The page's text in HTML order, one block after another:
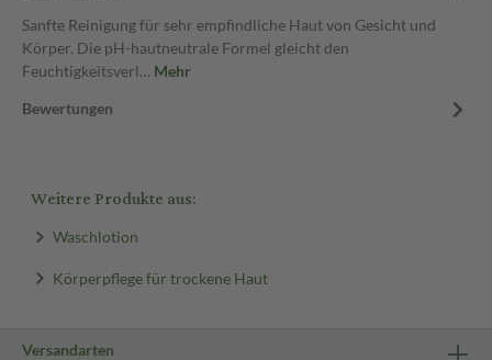
Sanfte Reinigung für sehr empfindliche Haut von Gesicht und
Körper. Die pH-hautneutrale Formel gleicht den
Feuchtigkeitsverl… Mehr
Bewertungen
Weitere Produkte aus:
Waschlotion
Körperpflege für trockene Haut
Versandarten